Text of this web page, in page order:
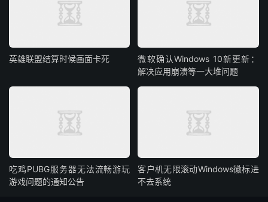
英雄联盟结算时候画面卡死
微软确认Windows 10新更新：
解决应用崩溃等一大堆问题
吃鸡PUBG服务器无法流畅游玩
游戏问题的通知公告
客户机无限滚动Windows徽标进
不去系统